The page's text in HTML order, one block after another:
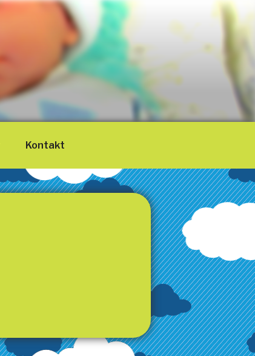
Kontakt